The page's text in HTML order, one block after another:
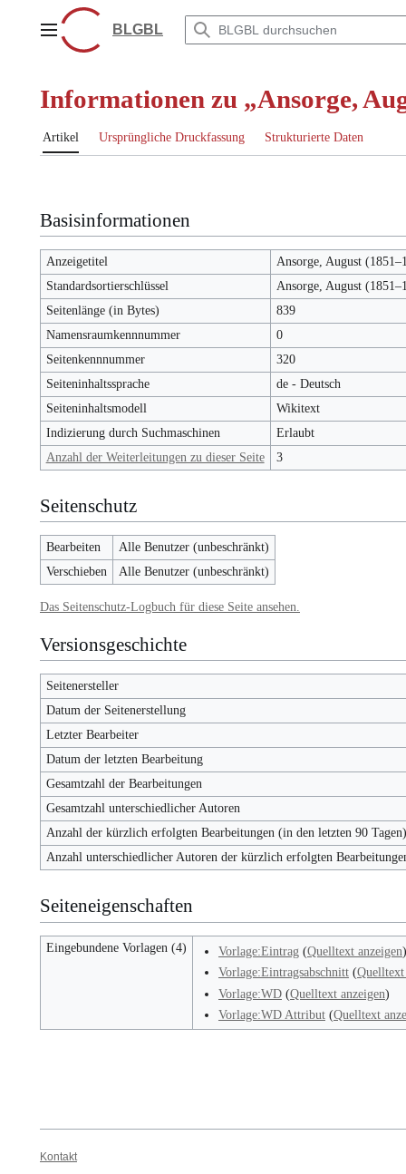
springenHauptmenüBLGBL
Informationen zu „Ansorge,
Artikel Ursprüngliche Druckfassung Strukturierte Daten
Basisinformationen
Anzeigetitel
Ansorge, August
Standardsortierschlüssel
Ansorge, August
Seitenlänge (in Bytes)
839
Namensraumkennnummer
0
Seitenkennnummer
320
Seiteninhaltssprache
de - Deutsch
Seiteninhaltsmodell
Wikitext
Indizierung durch Suchmaschinen
Erlaubt
Anzahl der Weiterleitungen zu dieser Seite
3
Seitenschutz
Bearbeiten
Alle Benutzer (unbeschränkt)
Verschieben
Alle Benutzer (unbeschränkt)
Das Seitenschutz-Logbuch für diese Seite ansehen.
Versionsgeschichte
Seitenersteller
Datum der Seitenerstellung
Letzter Bearbeiter
Datum der letzten Bearbeitung
Gesamtzahl der Bearbeitungen
Gesamtzahl unterschiedlicher Autoren
Anzahl der kürzlich erfolgten Bearbeitungen (in den letzten 90 Tagen)
Anzahl unterschiedlicher Autoren der kürzlich erfolgten
Seiteneigenschaften
Eingebundene Vorlagen (4) Vorlage:Eintrag(Quelltext anzeigen)
Vorlage:Eintragsabschnitt(Quelltext
Vorlage:WD(Quelltext anzeigen)
Vorlage:WD Attribut(Quelltext
Kontakt